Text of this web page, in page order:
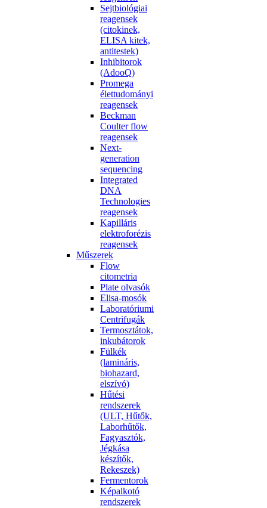
Sejtbiológiai
reagensek
(citokinek,
ELISA kitek,
antitestek)
Inhibitorok
(AdooQ)
Promega
élettudományi
reagensek
Beckman
Coulter flow
reagensek
Next-
generation
sequencing
Integrated
DNA
Technologies
reagensek
Kapilláris
elektroforézis
reagensek
Műszerek
Flow
citometria
Plate olvasók
Elisa-mosók
Laboratóriumi
Centrifugák
Termosztátok,
inkubátorok
Fülkék
(lamináris,
biohazard,
elszívó)
Hűtési
rendszerek
(ULT, Hűtők,
Laborhűtők,
Fagyasztók,
Jégkása
készítők,
Rekeszek)
Fermentorok
Képalkotó
rendszerek